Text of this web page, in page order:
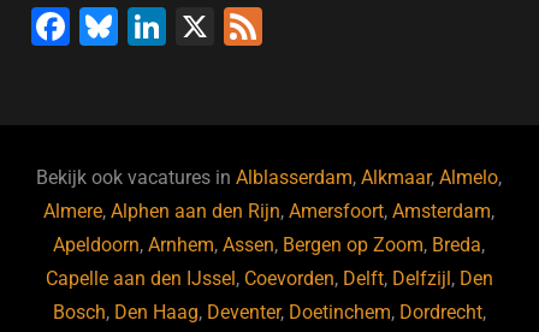
k
F
b
o
o
k
Bl
ky
Li
dI
n
X
Bekijk ook vacatures inAlblasserdam,Alkmaar,Almelo,
Almere,Alphen aan den Rijn,Amersfoort,Amsterdam,
Apeldoorn,Arnhem,Assen, Bergen op Zoom, Breda,
Capelle aan den IJssel, Coevorden, Delft, Delfzijl, Den
Bosch, Den Haag, Deventer, Doetinchem, Dordrecht,